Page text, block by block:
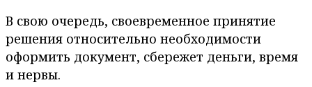
В свою очередь, своевременное принятие
решения относительно необходимости
оформить документ, сбережет деньги, время
и нервы.